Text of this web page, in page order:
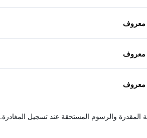
المقدرة والرسوم المستحقة عند تسجيل المغادرة.